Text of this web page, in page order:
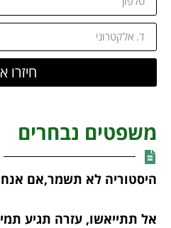
חיזרו
משפטים נבחרים
היסטוריה לא תשמר,אם
אל תתייאשו, עזרה תגיע